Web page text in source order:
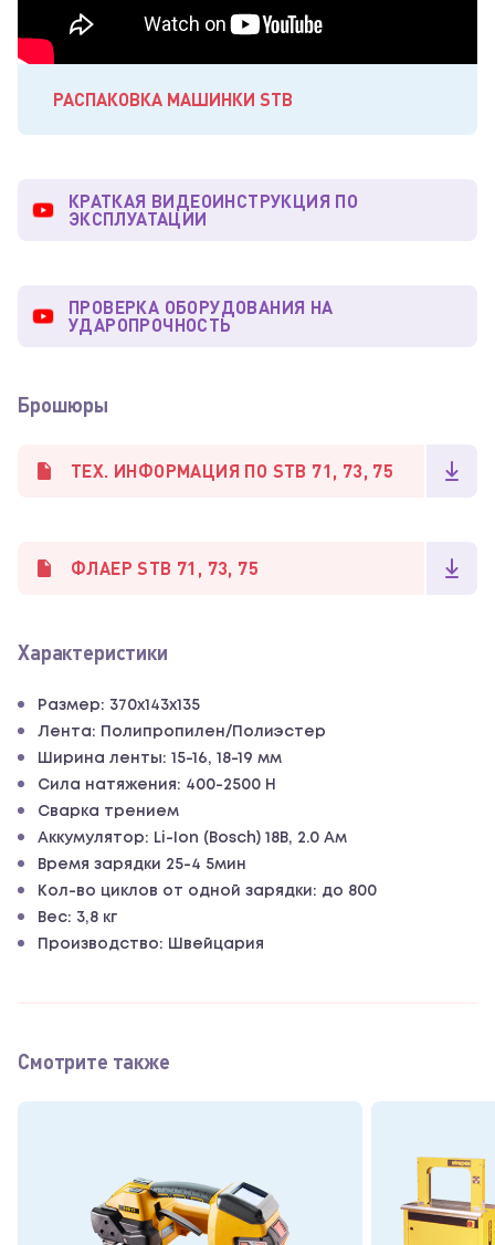
РАСПАКОВКА МАШИНКИ STB
КРАТКАЯ ВИДЕОИНСТРУКЦИЯ ПО
ЭКСПЛУАТАЦИИ
ПРОВЕРКА ОБОРУДОВАНИЯ НА
УДАРОПРОЧНОСТЬ
Брошюры
ТЕХ. ИНФОРМАЦИЯ ПО STB 71, 73, 75
ФЛАЕР STB 71, 73, 75
Характеристики
Размер: 370х143х135
Лента: Полипропилен/Полиэстер
Ширина ленты: 15-16, 18-19 мм
Сила натяжения: 400-2500 Н
Сварка трением
Аккумулятор: Li-Ion (Bosch) 18В, 2.0 Ам
Время зарядки 25-4 5мин
Кол-во циклов от одной зарядки: до 800
Вес: 3,8 кг
Производство: Швейцария
Смотрите также